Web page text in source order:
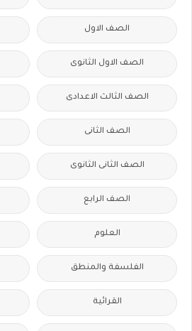
الصف الاول
الصف الاول الثانوى
الصف الثالث الاعدادى
الصف الثانى
الصف الثانى الثانوى
الصف الرابع
العلوم
الفلسفة والمنطق
القرائية